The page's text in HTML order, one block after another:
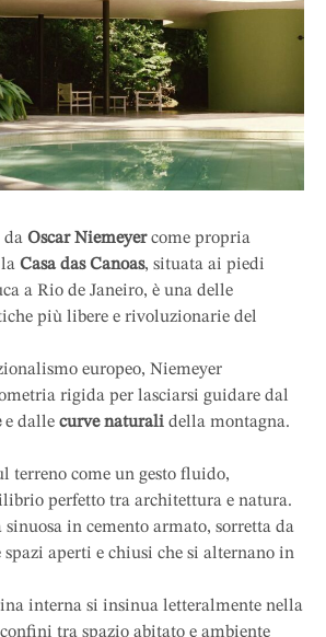
da Oscar Niemeyercome propria
Casa das Canoas, situata ai piedi
a Rio de Janeiro, è una delle
più libere e rivoluzionarie del
europeo, Niemeyer
rigida per lasciarsi guidare dal
e dalle curve naturali della montagna.
terreno come un gesto fluido,
perfetto tra architettura e natura.
sinuosa in cemento armato, sorretta da
aperti e chiusi che si alternano in
interna si insinua letteralmente nella
tra spazio abitato e ambiente